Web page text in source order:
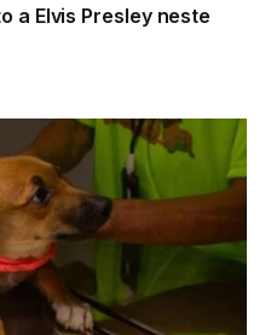
a Elvis Presley neste